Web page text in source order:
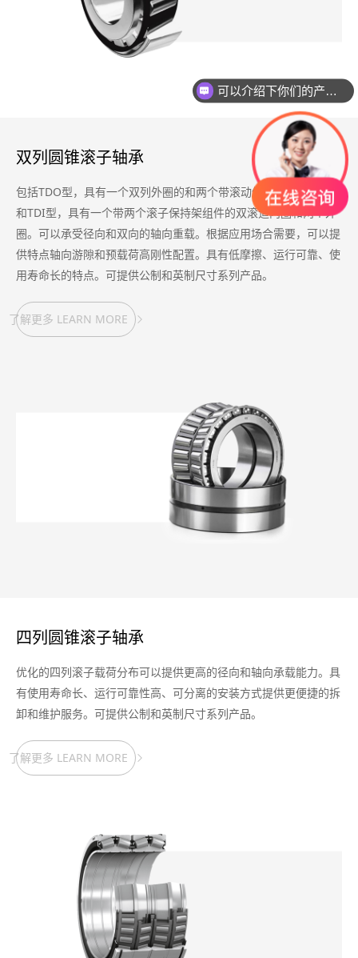
双列圆锥滚子轴承
包括TDO型，具有一个双列外圈的和两个带滚动体保持架组的内圈
和TDI型，具有一个带两个滚子保持架组件的双滚道内圈和两个外
圈。可以承受径向和双向的轴向重载。根据应用场合需要，可以提
供特点轴向游隙和预载荷高刚性配置。具有低摩擦、运行可靠、使
用寿命长的特点。可提供公制和英制尺寸系列产品。
了解更多 LEARN MORE
四列圆锥滚子轴承
优化的四列滚子载荷分布可以提供更高的径向和轴向承载能力。具
有使用寿命长、运行可靠性高、可分离的安装方式提供更便捷的拆
卸和维护服务。可提供公制和英制尺寸系列产品。
了解更多 LEARN MORE
可以介绍下你们的产品么？